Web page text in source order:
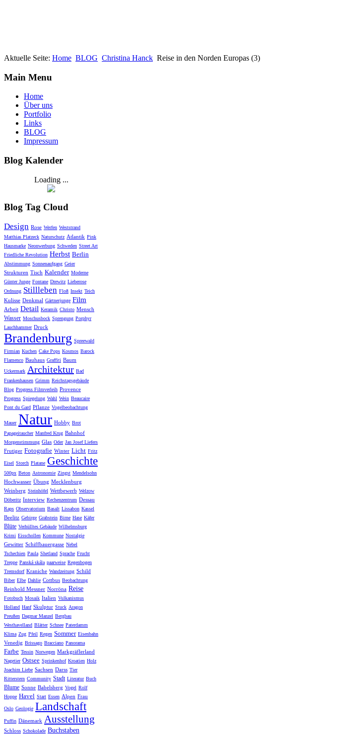
Aktuelle Seite: Home BLOG Christina Hanck Reise in den Norden Europas (3)
Main Menu
Home
Über uns
Portfolio
Links
BLOG
Impressum
Blog Kalender
Loading ...
Blog Tag Cloud
Design Rose Werfen Weststrand
Matthias Platzeck Naturschutz Atlantik Pink
Hausmarke Neonwerbung Schweden Street Art
Friedliche Revolution Herbst Berlin
Abstimmung Sonnenaufgang Geier
Strukturen Tisch Kalender Moderne
Günter Junge Fontane Drewitz Lieberose
Ordnung Stillleben Floß Insekt Teich
Kulisse Denkmal Gärtnerjunge Film
Arbeit Detail Keramik Christo Mensch
Wasser Moschusbock Sprengung Porphyr
Lauchhammer Druck
Brandenburg Spreewald
Firmian Kuchen Cake Pops Kosmos Barock
Flamenco Bauhaus Graffiti Baum
Uckermark Architektur Bad
Frankenhausen Grimm Reichstagsgebäude
Blog Progress Filmverleih Provence
Progress Spiegelung Wahl Wein Beaucaire
Pont du Gard Pflanze Vogelbeobachtung
Mauer Natur Hobby Brot
Papageitaucher Manfred Krug Bahnhof
Morgenstimmung Glas Oder Jan Josef Liefers
Frutiger Fotografie Winter Licht Fritz
Eisel Storch Platane Geschichte
500px Beton Astronomie Zingst Mendelsohn
Hochwasser Übung Mecklenburg
Weinberg Steinhöfel Wettbewerb Welzow
Döberitz Interview Rechenzentrum Dessau
Raps Observatorium Basalt Lissabon Kassel
Beelitz Gebirge Grabstein Birne Hase Käfer
Blüte Verhülltes Gebäude Wilhelmsburg
Krimi Eisschollen Kommune Nostalgie
Gewitter Schiffbauergasse Nebel
Tschechien Paula Shetland Sprache Frucht
Treppe Panská skála paarweise Regenbogen
Tremsdorf Kraniche Wandzeitung Schild
Biber Elbe Dahlie Cottbus Beobachtung
Reinhold Messner Norröna Reise
Fotobuch Mosaik Italien Vulkanismus
Holland Hanf Skulptur Stuck Aragon
Preußen Dagmar Manzel Bergbau
Westhavelland Blätter Schnee Paterdamm
Klima Zug Pfeil Regen Sommer Eisenbahn
Venedig Brissago Bracciano Panorama
Farbe Tessin Norwegen Markgräflerland
Nagetier Ostsee Sprinkenhof Kroatien Holz
Joachim Liebe Sachsen Darss Tier
Ritterstern Community Stadt Literatur Buch
Blume Sonne Babelsberg Vogel Rolf
Hoppe Havel Start Essen Alpen Frau
Oslo Geologie Landschaft
Puffin Dänemark Ausstellung
Schloss Schokolade Buchstaben